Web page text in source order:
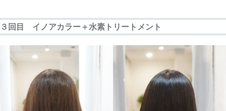
３回目 イノアカラー＋水素トリートメント